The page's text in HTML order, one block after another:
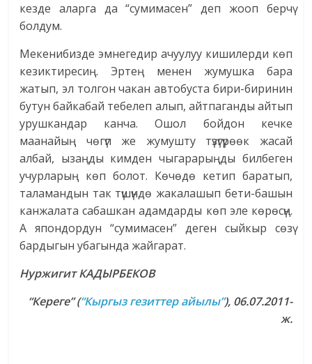
кезде аларга да “сумимасен” деп жооп берчү
болдум.
Мекенибизде эмнегедир ачуулуу кишилерди көп
кезиктиресиң. Эртең менен жумушка бара
жатып, эл толгон чакан автобуста бири-биринин
бутун байкабай тебелеп алып, айтпаганды айтып
урушкандар канча. Ошол бойдон кечке
маанайың чөгүп же жумушту түзүгүрөөк жасай
албай, ызаңды кимден чыгарарыңды билбеген
учурларың көп болот. Көчөдө кетип баратып,
таламандын так түшүндө жакалашып бети-башын
канжалата сабашкан адамдарды көп эле көрөсүң.
А япондордун “сумимасен” деген сыйкыр сөзү
бардыгын убагында жайгарат.
Нуржигит КАДЫРБЕКОВ
“Кереге” (“Кыргыз гезиттер айылы”), 06.07.2011-
ж.